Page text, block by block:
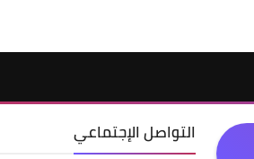
التواصل الإجتماعي